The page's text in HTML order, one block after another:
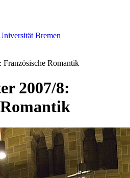
Bremen
Französische Romantik
2007/8: